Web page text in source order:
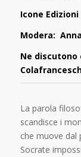
Icone Edizioni
Modera:
Ne discutono
La parola
scandisce i
che muove dal
Socrate